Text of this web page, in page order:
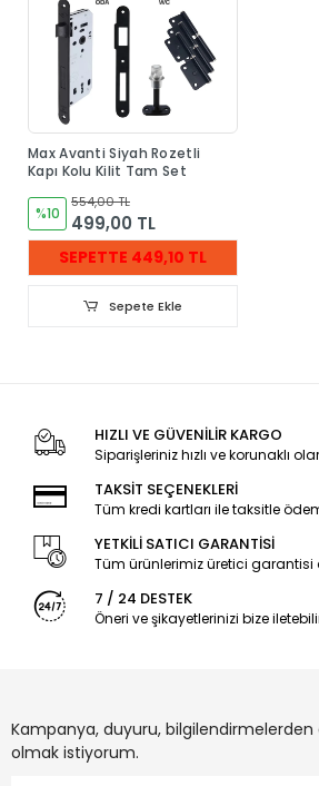
Max Avanti Siyah Rozetli
Kapı Kolu Kilit Tam Set
%10
554,00 TL
499,00 TL
SEPETTE 449,10 TL
Sepete Ekle
HIZLI VE GÜVENİLİR KARGO
Siparişleriniz hızlı ve korunaklı
TAKSİT SEÇENEKLERİ
Tüm kredi kartları ile taksitle
YETKİLİ SATICI GARANTİSİ
Tüm ürünlerimiz üretici garantisi
7 / 24 DESTEK
Öneri ve şikayetlerinizi bize
Kampanya, duyuru,
olmak istiyorum.